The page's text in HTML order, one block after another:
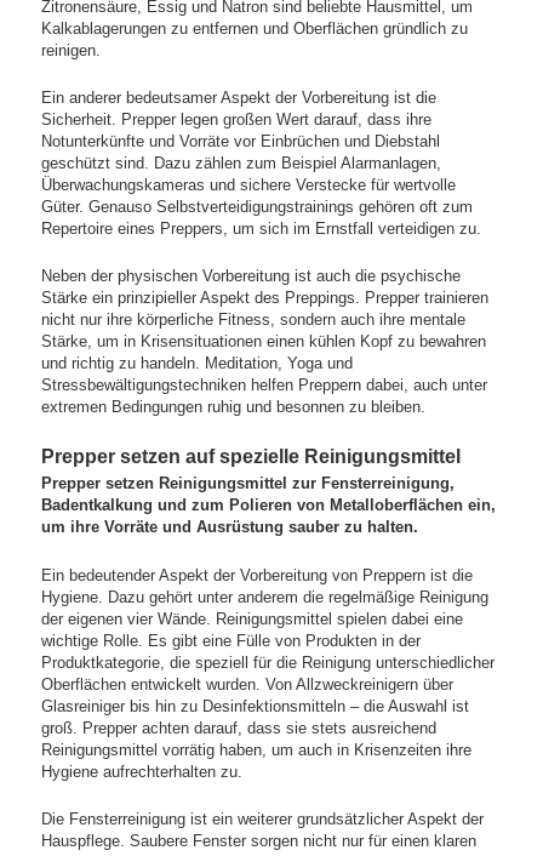
Zitronensäure, Essig und Natron sind beliebte Hausmittel, um
Kalkablagerungen zu entfernen und Oberflächen gründlich zu
reinigen.
Ein anderer bedeutsamer Aspekt der Vorbereitung ist die
Sicherheit. Prepper legen großen Wert darauf, dass ihre
Notunterkünfte und Vorräte vor Einbrüchen und Diebstahl
geschützt sind. Dazu zählen zum Beispiel Alarmanlagen,
Überwachungskameras und sichere Verstecke für wertvolle
Güter. Genauso Selbstverteidigungstrainings gehören oft zum
Repertoire eines Preppers, um sich im Ernstfall verteidigen zu.
Neben der physischen Vorbereitung ist auch die psychische
Stärke ein prinzipieller Aspekt des Preppings. Prepper trainieren
nicht nur ihre körperliche Fitness, sondern auch ihre mentale
Stärke, um in Krisensituationen einen kühlen Kopf zu bewahren
und richtig zu handeln. Meditation, Yoga und
Stressbewältigungstechniken helfen Preppern dabei, auch unter
extremen Bedingungen ruhig und besonnen zu bleiben.
Prepper setzen auf spezielle Reinigungsmittel
Prepper setzen Reinigungsmittel zur Fensterreinigung,
Badentkalkung und zum Polieren von Metalloberflächen ein,
um ihre Vorräte und Ausrüstung sauber zu halten.
Ein bedeutender Aspekt der Vorbereitung von Preppern ist die
Hygiene. Dazu gehört unter anderem die regelmäßige Reinigung
der eigenen vier Wände. Reinigungsmittel spielen dabei eine
wichtige Rolle. Es gibt eine Fülle von Produkten in der
Produktkategorie, die speziell für die Reinigung unterschiedlicher
Oberflächen entwickelt wurden. Von Allzweckreinigern über
Glasreiniger bis hin zu Desinfektionsmitteln – die Auswahl ist
groß. Prepper achten darauf, dass sie stets ausreichend
Reinigungsmittel vorrätig haben, um auch in Krisenzeiten ihre
Hygiene aufrechterhalten zu.
Die Fensterreinigung ist ein weiterer grundsätzlicher Aspekt der
Hauspflege. Saubere Fenster sorgen nicht nur für einen klaren